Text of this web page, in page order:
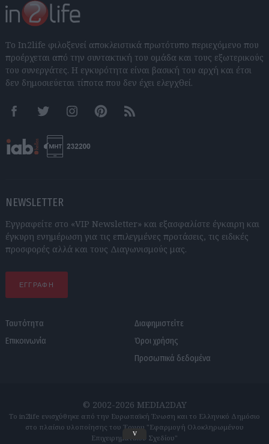
Το In2life φιλοξενεί αποκλειστικά πρωτότυπο περιεχόμενο που
προέρχεται από την συντακτική του ομάδα και τους εξωτερικούς
του συνεργάτες. Η εγκυρότητα είναι βασική του αρχή και έτσι
δεν δημοσιεύεται τίποτα που δεν έχει ελεγχθεί.
FacebookTwitter InstagramPinterestRSS feeds
NEWSLETTER
Εγγραφείτε στο «VIP Newsletter» και εξασφαλίστε έγκαιρη και
έγκυρη ενημέρωση για τις επιλεγμένες προτάσεις, τις ειδικές
προσφορές αλλά και τους Διαγωνισμούς μας.
ΕΓΓΡΑΦΗ
Ταυτότητα
Επικοινωνία
Διαφημιστείτε
Όροι χρήσης
Προσωπικά δεδομένα
© 2002-2026 MEDIA2DAY
Το in2life ενισχύθηκε από την Ευρωπαϊκή Ένωση και το Ελληνικό Δημόσιο
στο πλαίσιο υλοποίησης του Έργου "Εφαρμογή Ολοκληρωμένου
Επιχειρηματικού Σχεδίου"
v